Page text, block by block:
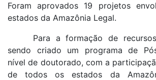
Foram aprovados 19 projetos
estados da Amazônia Legal.
Para a formação de
sendo criado um programa de
nível de doutorado, com a
de todos os estados da